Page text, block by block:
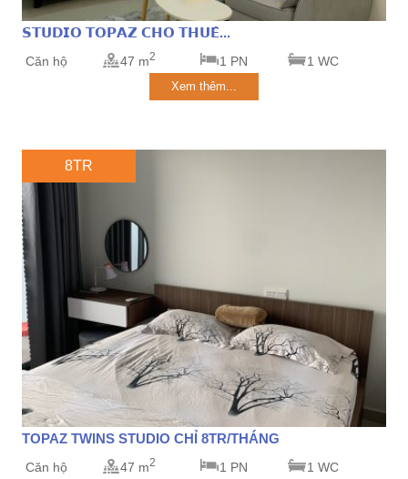
𝗦𝗧𝗨𝗗𝗜𝗢 𝗧𝗢𝗣𝗔𝗭 𝗖𝗛𝗢 𝗧𝗛𝗨𝗘̂...
Căn hộ 47 m2 1 PN 1 WC
Xem thêm...
8TR
TOPAZ TWINS STUDIO CHỈ 8TR/THÁNG
Căn hộ 47 m2 1 PN 1 WC